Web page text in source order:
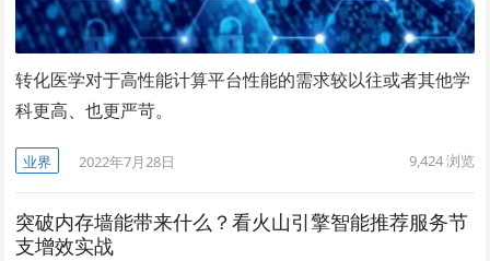
转化医学对于高性能计算平台性能的需求较以往或者其他学
科更高、也更严苛。
业界 2022年7月28日 9,424浏览
突破内存墙能带来什么？看火山引擎智能推荐服务节
支增效实战